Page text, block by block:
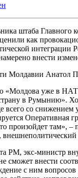
штаба
как
внести
Молдавии Анатол
«Молдова уже в
в Румынию».
всего со
Оперативная
произойдет там»,
РМ, экс-министр
сможет внести
с ним